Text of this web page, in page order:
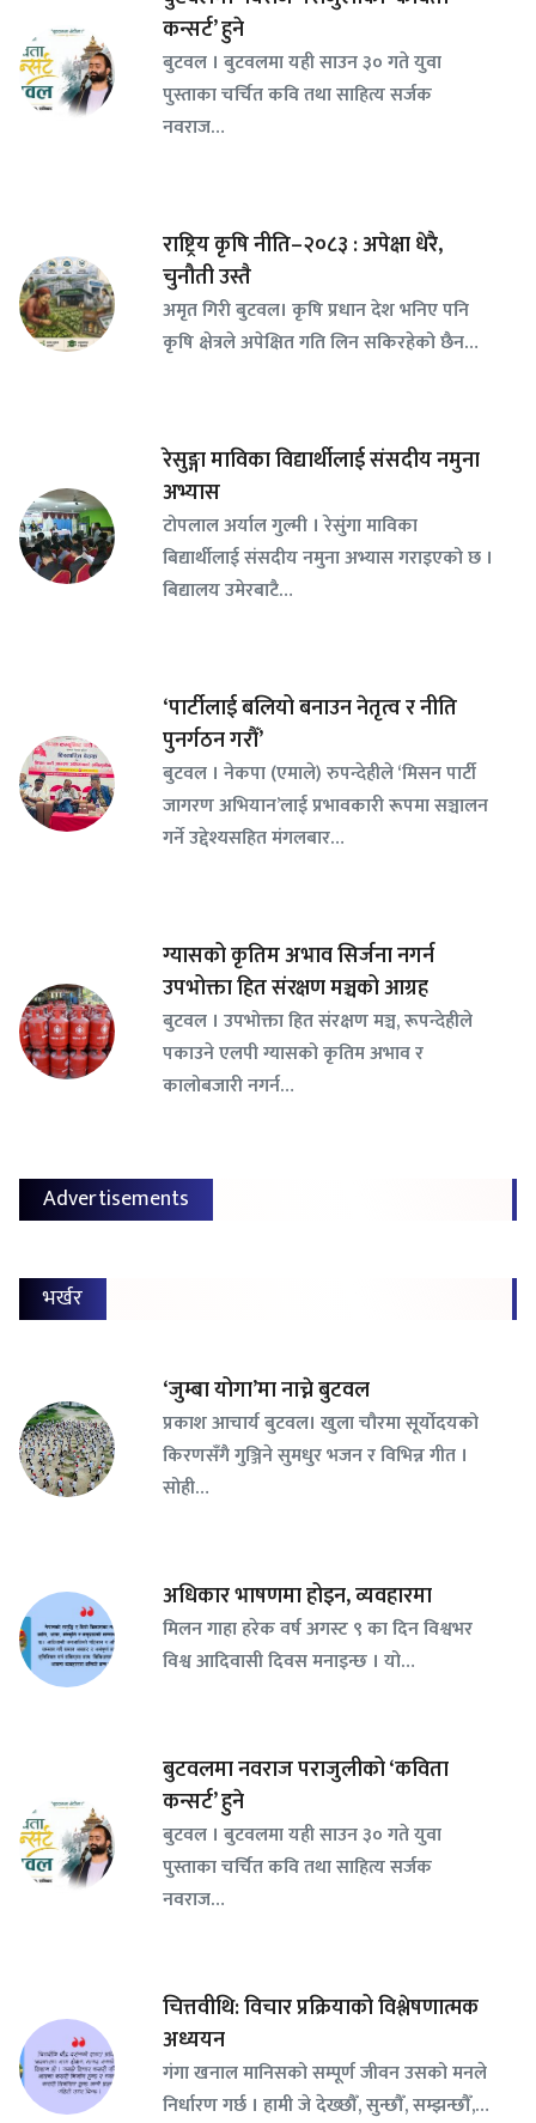
कन्सर्ट’ हुने
बुटवल । बुटवलमा यही साउन ३० गते युवा
पुस्ताका चर्चित कवि तथा साहित्य सर्जक
नवराज…
राष्ट्रिय कृषि नीति–२०८३ : अपेक्षा धेरै,
चुनौती उस्तै
अमृत गिरी बुटवल। कृषि प्रधान देश भनिए पनि
कृषि क्षेत्रले अपेक्षित गति लिन सकिरहेको छैन…
रेसुङ्गा माविका विद्यार्थीलाई संसदीय नमुना
अभ्यास
टोपलाल अर्याल गुल्मी । रेसुंगा माविका
बिद्यार्थीलाई संसदीय नमुना अभ्यास गराइएको छ ।
बिद्यालय उमेरबाटै…
‘पार्टीलाई बलियो बनाउन नेतृत्व र नीति
पुनर्गठन गरौँ’
बुटवल । नेकपा (एमाले) रुपन्देहीले ‘मिसन पार्टी
जागरण अभियान’लाई प्रभावकारी रूपमा सञ्चालन
गर्ने उद्देश्यसहित मंगलबार…
ग्यासको कृतिम अभाव सिर्जना नगर्न
उपभोक्ता हित संरक्षण मञ्चको आग्रह
बुटवल । उपभोक्ता हित संरक्षण मञ्च, रूपन्देहीले
पकाउने एलपी ग्यासको कृतिम अभाव र
कालोबजारी नगर्न…
Advertisements
भर्खर
‘जुम्बा योगा’मा नाच्ने बुटवल
प्रकाश आचार्य बुटवल। खुला चौरमा सूर्योदयको
किरणसँगै गुञ्जिने सुमधुर भजन र विभिन्न गीत ।
सोही…
अधिकार भाषणमा होइन, व्यवहारमा
मिलन गाहा हरेक वर्ष अगस्ट ९ का दिन विश्वभर
विश्व आदिवासी दिवस मनाइन्छ । यो…
बुटवलमा नवराज पराजुलीको ‘कविता
कन्सर्ट’ हुने
बुटवल । बुटवलमा यही साउन ३० गते युवा
पुस्ताका चर्चित कवि तथा साहित्य सर्जक
नवराज…
चित्तवीथि: विचार प्रक्रियाको विश्लेषणात्मक
अध्ययन
गंगा खनाल मानिसको सम्पूर्ण जीवन उसको मनले
निर्धारण गर्छ । हामी जे देख्छौँ, सुन्छौँ, सम्झन्छौँ,…